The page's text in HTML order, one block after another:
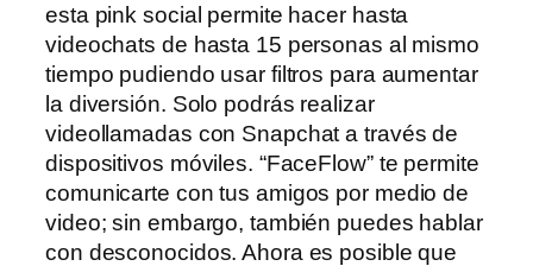
esta pink social permite hacer hasta
videochats de hasta 15 personas al mismo
tiempo pudiendo usar filtros para aumentar
la diversión. Solo podrás realizar
videollamadas con Snapchat a través de
dispositivos móviles. “FaceFlow” te permite
comunicarte con tus amigos por medio de
video; sin embargo, también puedes hablar
con desconocidos. Ahora es posible que